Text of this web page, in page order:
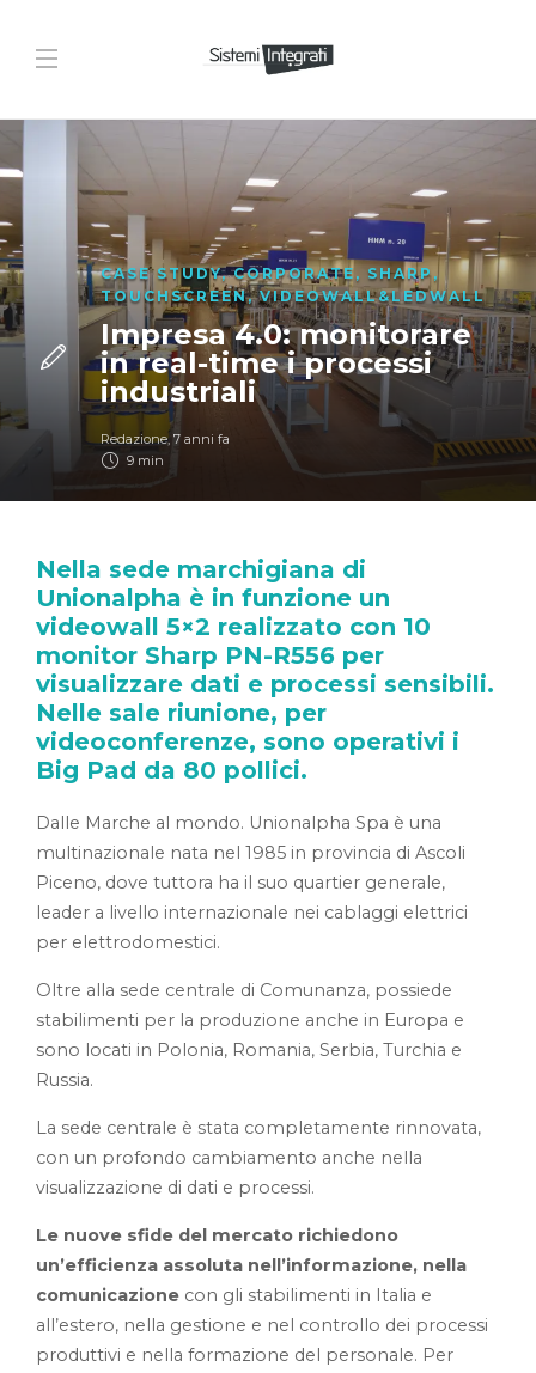
CASE STUDY,CORPORATE , SHARP ,
TOUCHSCREEN,VIDEOWALL&LEDWALL
Impresa 4.0: monitorare
in real-time i processi
industriali
Redazione, 7 anni fa
9 min
Nella sede marchigiana di
Unionalpha è in funzione un
videowall 5×2 realizzato con 10
monitor Sharp PN-R556 per
visualizzare dati e processi sensibili.
Nelle sale riunione, per
videoconferenze, sono operativi i
Big Pad da 80 pollici.
Dalle Marche al mondo. Unionalpha Spa è una
multinazionale nata nel 1985 in provincia di Ascoli
Piceno, dove tuttora ha il suo quartier generale,
leader a livello internazionale nei cablaggi elettrici
per elettrodomestici.
Oltre alla sede centrale di Comunanza, possiede
stabilimenti per la produzione anche in Europa e
sono locati in Polonia, Romania, Serbia, Turchia e
Russia.
La sede centrale è stata completamente rinnovata,
con un profondo cambiamento anche nella
visualizzazione di dati e processi.
Le nuove sfide del mercato richiedono
un’efficienza assoluta nell’informazione, nella
comunicazione con gli stabilimenti in Italia e
all’estero, nella gestione e nel controllo dei processi
produttivi e nella formazione del personale. Per